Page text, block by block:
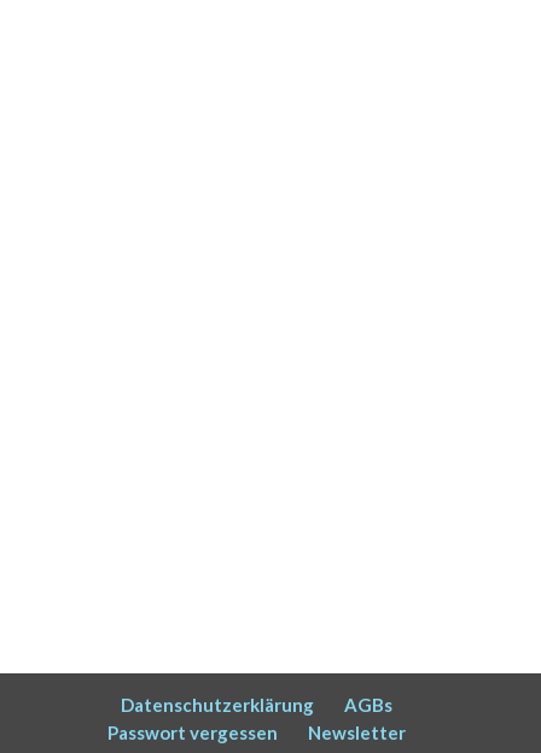
Datenschutzerklärung
AGBs
Passwort vergessen
Newsletter